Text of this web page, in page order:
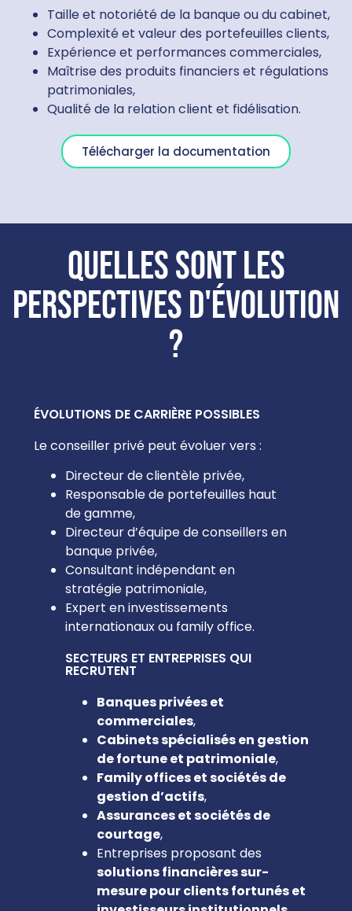
Taille et notoriété de la banque ou du cabinet,
Complexité et valeur des portefeuilles clients,
Expérience et performances commerciales,
Maîtrise des produits financiers et régulations
patrimoniales,
Qualité de la relation client et fidélisation.
Télécharger la documentation
Quelles sont les
perspectives d'évolution
?
ÉVOLUTIONS DE CARRIÈRE POSSIBLES
Le conseiller privé peut évoluer vers :
Directeur de clientèle privée,
Responsable de portefeuilles haut
de gamme,
Directeur d’équipe de conseillers en
banque privée,
Consultant indépendant en
stratégie patrimoniale,
Expert en investissements
internationaux ou family office.
SECTEURS ET ENTREPRISES QUI
RECRUTENT
Banques privées et
commerciales,
Cabinets spécialisés en gestion
de fortune et patrimoniale,
Family offices et sociétés de
gestion d’actifs,
Assurances et sociétés de
courtage,
Entreprises proposant des
solutions financières sur-
mesure pour clients fortunés et